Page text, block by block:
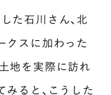
た石川さん、北
クスに加わった
地を実際に訪れ
ると、こうした